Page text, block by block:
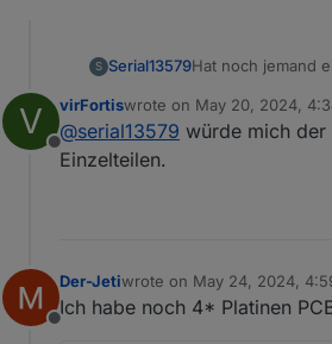
S Serial13579Hat noch jemand
V
Offline
virFortiswrote on May 20, 2024,
last edited by
@serial13579 würde mich der
Einzelteilen.
Offline
Der-Jetiwrote on May 24, 2024,
last edited by Der-JetiMay
Ich habe noch 4* Platinen